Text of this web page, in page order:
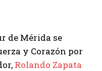
de Mérida se
y Corazón por
Rolando Zapata